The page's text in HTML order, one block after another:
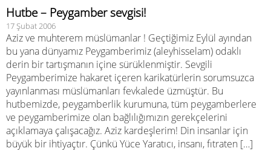
Hutbe – Peygamber sevgisi!
17 Şubat 2006
Aziz ve muhterem müslümanlar ! Geçtiğimiz Eylül ayından
bu yana dünyamız Peygamberimiz (aleyhisselam) odaklı
derin bir tartışmanın içine sürüklenmiştir. Sevgili
Peygamberimize hakaret içeren karikatürlerin sorumsuzca
yayınlanması müslümanları fevkalede üzmüştür. Bu
hutbemizde, peygamberlik kurumuna, tüm peygamberlere
ve peygamberimize olan bağlılığımızın gerekçelerini
açıklamaya çalışacağız. Aziz kardeşlerim! Din insanlar için
büyük bir ihtiyaçtır. Çünkü Yüce Yaratıcı, insanı, fıtraten […]